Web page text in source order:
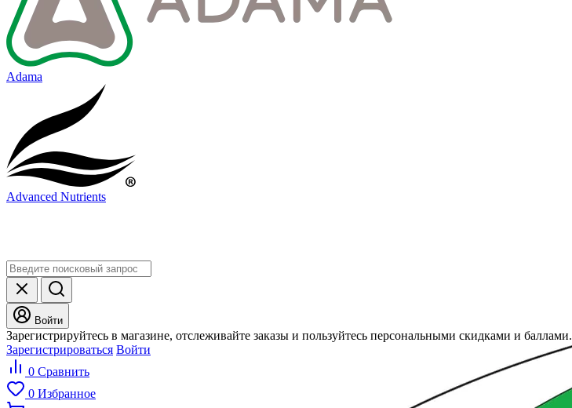
Adama
Advanced Nutrients
Войти
Зарегистрируйтесь в магазине, отслеживайте заказы и пользуйтесь персональными скидками и баллами.
Зарегистрироваться Войти
0 Сравнить
0 Избранное